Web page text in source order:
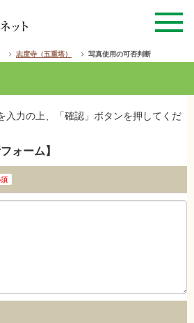
志度寺（五重塔） 写真使用の可否判断
入力の上、「確認」ボタンを押してくだ
ォーム】